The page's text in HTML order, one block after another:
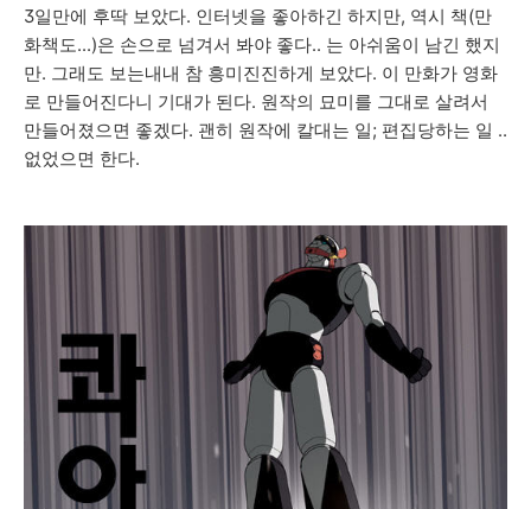
3일만에 후딱 보았다. 인터넷을 좋아하긴 하지만, 역시 책(만
화책도...)은 손으로 넘겨서 봐야 좋다.. 는 아쉬움이 남긴 했지
만. 그래도 보는내내 참 흥미진진하게 보았다. 이 만화가 영화
로 만들어진다니 기대가 된다. 원작의 묘미를 그대로 살려서
만들어졌으면 좋겠다. 괜히 원작에 칼대는 일; 편집당하는 일 ..
없었으면 한다.